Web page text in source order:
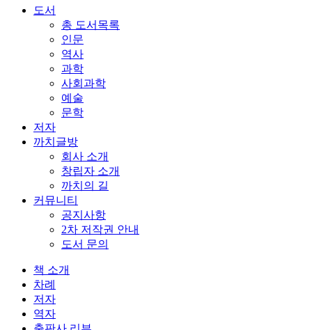
도서
총 도서목록
인문
역사
과학
사회과학
예술
문학
저자
까치글방
회사 소개
창립자 소개
까치의 길
커뮤니티
공지사항
2차 저작권 안내
도서 문의
책 소개
차례
저자
역자